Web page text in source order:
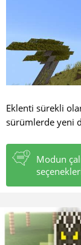
Eklenti sürekli
sürümlerde yeni
Modun